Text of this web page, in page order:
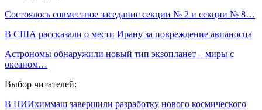
Состоялось совместное заседание секции № 2 и секции № 8…
В США рассказали о мести Ирану за повреждение авианосца
Астрономы обнаружили новый тип экзопланет – миры с
океаном…
Выбор читателей:
В НИИхиммаш завершили разработку нового космического